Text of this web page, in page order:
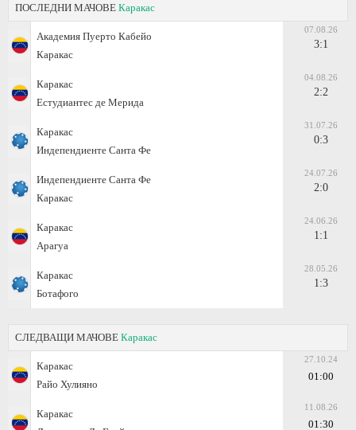
ПОСЛЕДНИ МАЧОВЕ Каракас
Академия Пуерто Кабейо
Каракас
07.08.26
3:1
Каракас
Естудиантес де Мерида
04.08.26
2:2
Каракас
Индепендиенте Санта Фе
31.07.26
0:3
Индепендиенте Санта Фе
Каракас
24.07.26
2:0
Каракас
Арагуа
24.06.26
1:1
Каракас
Ботафого
28.05.26
1:3
СЛЕДВАЩИ МАЧОВЕ Каракас
Каракас
Райо Хулияно
27.10.24
01:00
Каракас
11.08.26
01:30